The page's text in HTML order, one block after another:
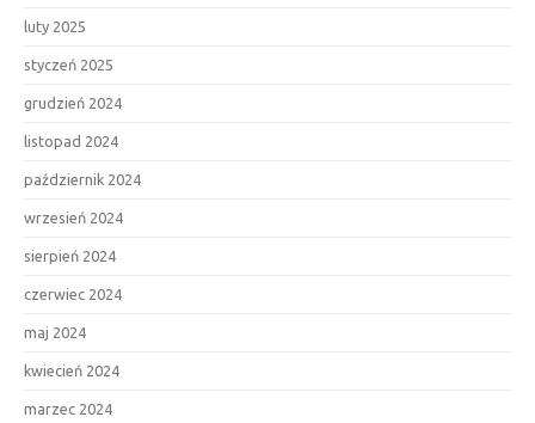
luty 2025
styczeń 2025
grudzień 2024
listopad 2024
październik 2024
wrzesień 2024
sierpień 2024
czerwiec 2024
maj 2024
kwiecień 2024
marzec 2024